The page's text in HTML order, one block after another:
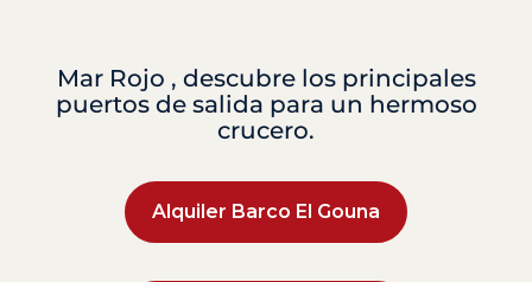
Mar Rojo , descubre los principales
puertos de salida para un hermoso
crucero.
Alquiler Barco El Gouna